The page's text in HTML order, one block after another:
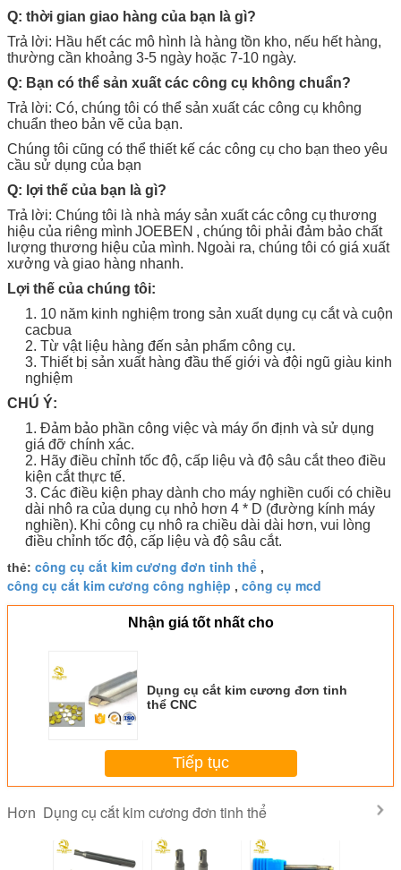
Q: thời gian giao hàng của bạn là gì?
Trả lời: Hầu hết các mô hình là hàng tồn kho, nếu hết hàng,
thường cần khoảng 3-5 ngày hoặc 7-10 ngày.
Q: Bạn có thể sản xuất các công cụ không chuẩn?
Trả lời: Có, chúng tôi có thể sản xuất các công cụ không
chuẩn theo bản vẽ của bạn.
Chúng tôi cũng có thể thiết kế các công cụ cho bạn theo yêu
cầu sử dụng của bạn
Q: lợi thế của bạn là gì?
Trả lời: Chúng tôi là nhà máy sản xuất cáccông cụ thương
hiệu của riêng mình JOEBEN , chúng tôi phải đảm bảo chất
lượng thương hiệu của mình. Ngoài ra, chúng tôi có giá xuất
xưởng và giao hàng nhanh.
Lợi thế của chúng tôi:
1. 10 năm kinh nghiệm trong sản xuất dụng cụ cắt và cuộn
cacbua
2. Từ vật liệu hàng đến sản phẩm công cụ.
3. Thiết bị sản xuất hàng đầu thế giới và đội ngũ giàu kinh
nghiệm
CHÚ Ý:
1. Đảm bảo phần công việc và máy ổn định và sử dụng
giá đỡ chính xác.
2. Hãy điều chỉnh tốc độ, cấp liệu và độ sâu cắt theo điều
kiện cắt thực tế.
3. Các điều kiện phay dành cho máy nghiền cuối có chiều
dài nhô ra của dụng cụ nhỏ hơn 4 * D (đường kính máy
nghiền). Khi công cụ nhô ra chiều dài dài hơn, vui lòng
điều chỉnh tốc độ, cấp liệu và độ sâu cắt.
thẻ: công cụ cắt kim cương đơn tinh thể ,
công cụ cắt kim cương công nghiệp , công cụ mcd
Nhận giá tốt nhất cho
Dụng cụ cắt kim cương đơn tinh
thể CNC
Tiếp tục
Hơn Dụng cụ cắt kim cương đơn tinh thể